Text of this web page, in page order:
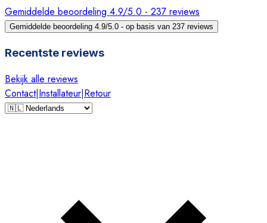
Gemiddelde beoordeling 4.9/5.0 - 237 reviews
Gemiddelde beoordeling 4.9/5.0 - op basis van 237 reviews
Recentste reviews
Bekijk alle reviews
Contact|Installateur|Retour